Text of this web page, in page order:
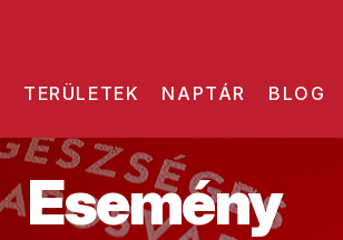
TERÜLETEK NAPTÁR BLOG
Esemény